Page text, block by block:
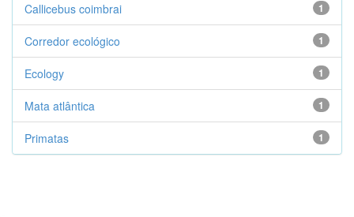
1
Callicebus coimbrai
1
Corredor ecológico
1
Ecology
1
Mata atlântica
1
Primatas